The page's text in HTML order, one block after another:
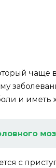
чаще
и иметь
с